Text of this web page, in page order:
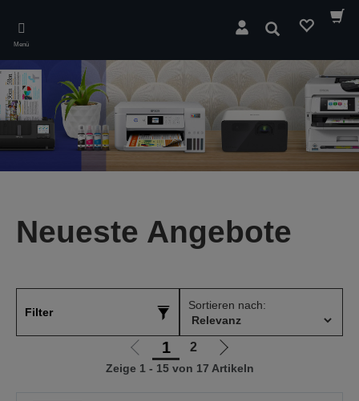
main
content
Menü
Suchen
Neueste Angebote
Filter
Sortieren nach:
Zur
vorherigen
1 2
Zur
nächsten
Zeige 1 - 15 von 17 Artikeln